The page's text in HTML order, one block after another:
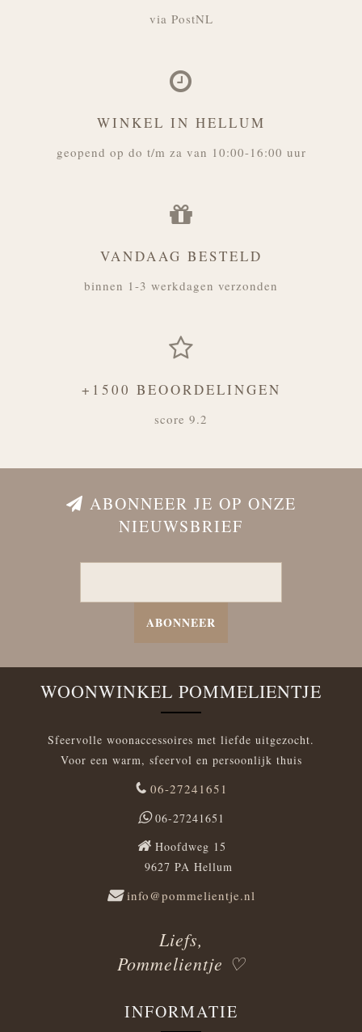
via PostNL
WINKEL IN HELLUM
geopend op do t/m za van 10:00-16:00 uur
VANDAAG BESTELD
binnen 1-3 werkdagen verzonden
+1500 BEOORDELINGEN
score 9.2
ABONNEER JE OP ONZE
NIEUWSBRIEF
ABONNEER
WOONWINKEL POMMELIENTJE
Sfeervolle woonaccessoires met liefde uitgezocht.
Voor een warm, sfeervol en persoonlijk thuis
06-27241651
06-27241651
Hoofdweg 15
9627 PA Hellum
info@pommelientje.nl
Liefs,
Pommelientje ♡
INFORMATIE